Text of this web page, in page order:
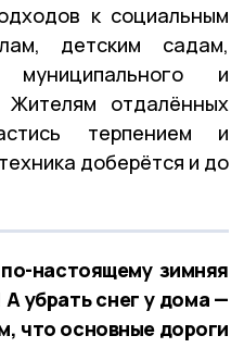
к социальным
детским садам,
и
Жителям отдалённых
терпением и
доберётся и до
настоящему зимняя
убрать снег у дома —
что основные дороги